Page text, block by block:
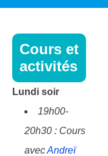
Cours et
activités
Lundi soir
19h00-
20h30 : Cours
avecAndreï